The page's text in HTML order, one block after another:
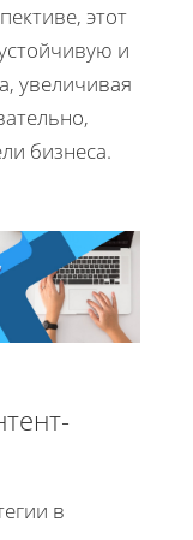
этот
и
увеличивая
бизнеса.
в